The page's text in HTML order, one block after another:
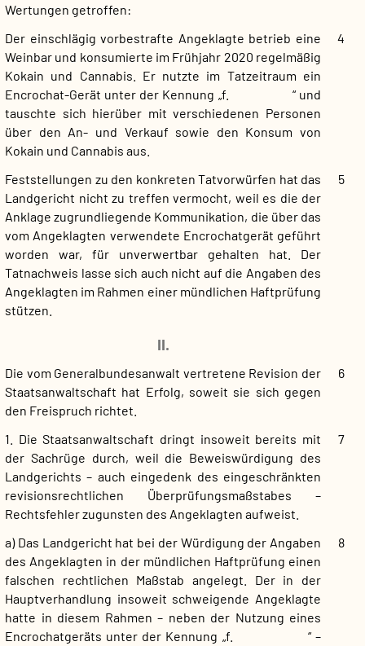
Wertungen getroffen:
4
Der einschlägig vorbestrafte Angeklagte betrieb eine
Weinbar und konsumierte im Frühjahr 2020 regelmäßig
Kokain und Cannabis. Er nutzte im Tatzeitraum ein
Encrochat-Gerät unter der Kennung „f. “ und
tauschte sich hierüber mit verschiedenen Personen
über den An- und Verkauf sowie den Konsum von
Kokain und Cannabis aus.
5
Feststellungen zu den konkreten Tatvorwürfen hat das
Landgericht nicht zu treffen vermocht, weil es die der
Anklage zugrundliegende Kommunikation, die über das
vom Angeklagten verwendete Encrochatgerät geführt
worden war, für unverwertbar gehalten hat. Der
Tatnachweis lasse sich auch nicht auf die Angaben des
Angeklagten im Rahmen einer mündlichen Haftprüfung
stützen.
II.
6
Die vom Generalbundesanwalt vertretene Revision der
Staatsanwaltschaft hat Erfolg, soweit sie sich gegen
den Freispruch richtet.
7
1. Die Staatsanwaltschaft dringt insoweit bereits mit
der Sachrüge durch, weil die Beweiswürdigung des
Landgerichts – auch eingedenk des eingeschränkten
revisionsrechtlichen Überprüfungsmaßstabes –
Rechtsfehler zugunsten des Angeklagten aufweist.
8
a) Das Landgericht hat bei der Würdigung der Angaben
des Angeklagten in der mündlichen Haftprüfung einen
falschen rechtlichen Maßstab angelegt. Der in der
Hauptverhandlung insoweit schweigende Angeklagte
hatte in diesem Rahmen – neben der Nutzung eines
Encrochatgeräts unter der Kennung „f. “ –